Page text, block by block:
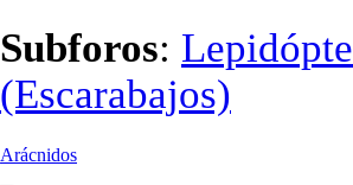
Subforos:
(Escarabajos)
Arácnidos